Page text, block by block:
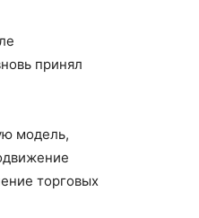
принял
модель,
торговых